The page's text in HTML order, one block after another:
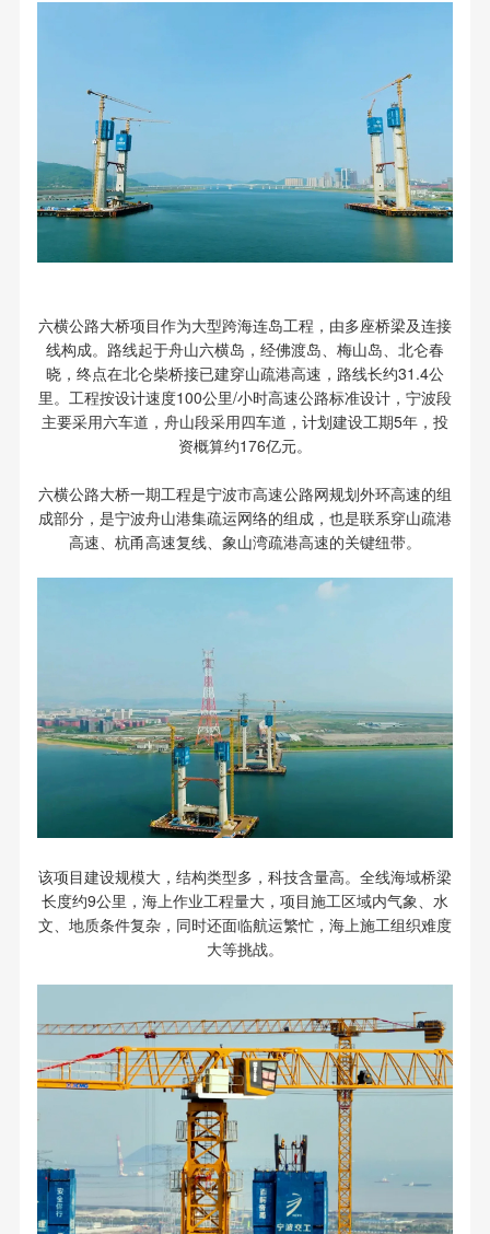
六横公路大桥项目作为大型跨海连岛工程，由多座桥梁及连接
线构成。路线起于舟山六横岛，经佛渡岛、梅山岛、北仑春
晓，终点在北仑柴桥接已建穿山疏港高速，路线长约31.4公
里。工程按设计速度100公里/小时高速公路标准设计，宁波段
主要采用六车道，舟山段采用四车道，计划建设工期5年，投
资概算约176亿元。
六横公路大桥一期工程是宁波市高速公路网规划外环高速的组
成部分，是宁波舟山港集疏运网络的组成，也是联系穿山疏港
高速、杭甬高速复线、象山湾疏港高速的关键纽带。
该项目建设规模大，结构类型多，科技含量高。全线海域桥梁
长度约9公里，海上作业工程量大，项目施工区域内气象、水
文、地质条件复杂，同时还面临航运繁忙，海上施工组织难度
大等挑战。